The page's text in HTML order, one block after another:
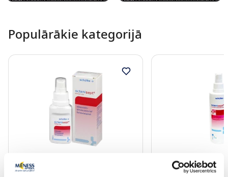
Populārākie kategorijā
Bezrecepšu medikaments Bezrecepšu